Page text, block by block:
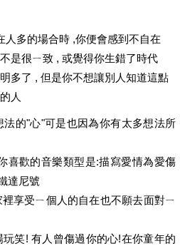
多的場合時 ,你便會感到不自在
很ㄧ致 , 或覺得你生錯了時代
了 , 但是你不想讓別人知道這點
人
的"心"可是也因為你有太多想法所
歡的音樂類型是:描寫愛情為愛傷
達尼號
享受ㄧ個人的自在也不願去面對ㄧ
笑! 有人曾傷過你的心!在你童年的